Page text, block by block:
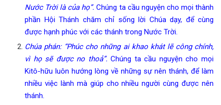
Nước Trời là của họ”.Chúng ta cầu nguyện cho mọi thành
phần Hội Thánh chăm chỉ sống lời Chúa dạy, để cùng
được hạnh phúc với các thánh trong Nước Trời.
Chúa phán: “Phúc cho những ai khao khát lẽ công chính,
vì họ sẽ được no thoả”.Chúng ta cầu nguyện cho mọi
Kitô-hữu luôn hướng lòng về những sự nên thánh, để làm
nhiều việc lành mà giúp cho nhiều người cùng được nên
thánh.